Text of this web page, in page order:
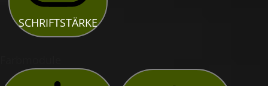
SCHRIFTSTÄRKE